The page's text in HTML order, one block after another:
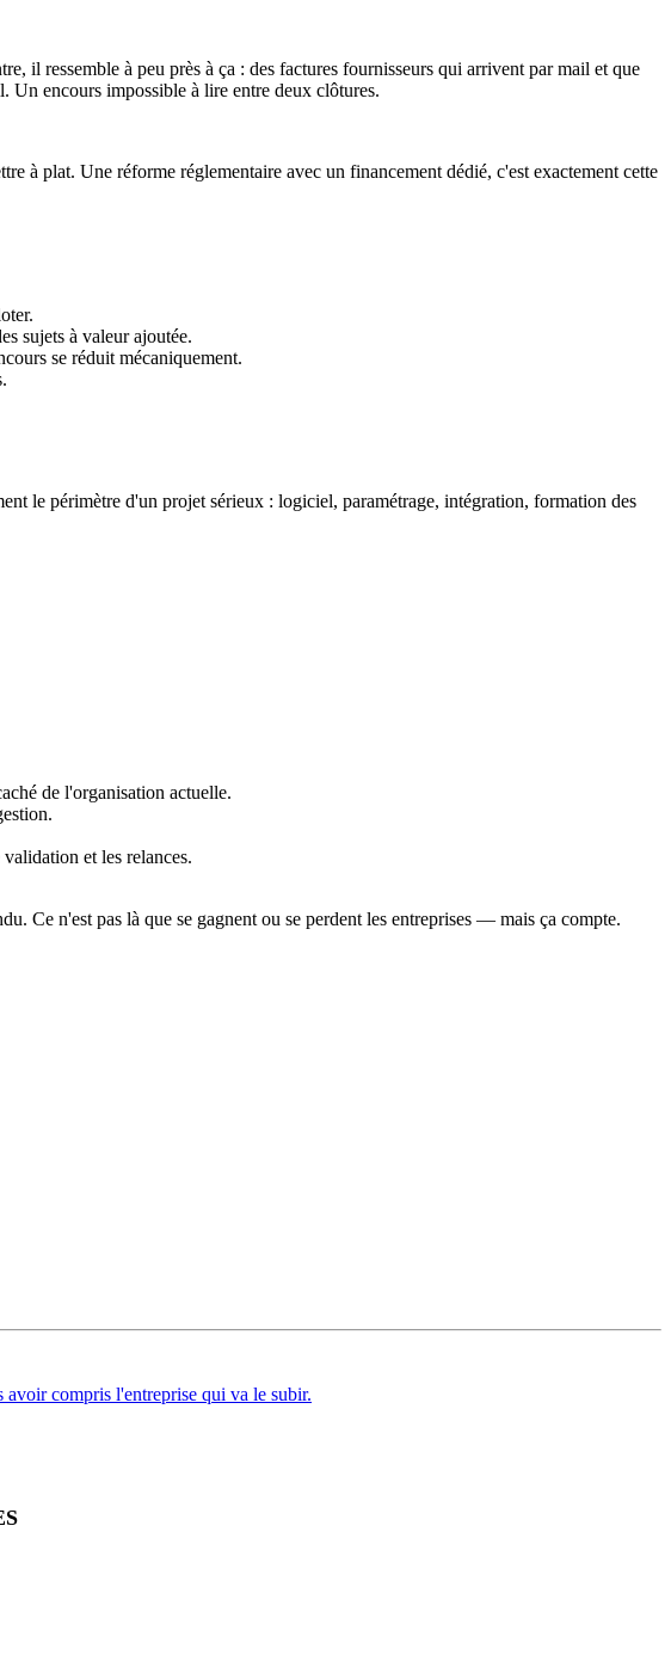
il ressemble à peu près à ça : des factures fournisseurs qui arrivent par mail et que
Un encours impossible à lire entre deux clôtures.
à plat. Une réforme réglementaire avec un financement dédié, c'est exactement cette
sujets à valeur ajoutée.
se réduit mécaniquement.
le périmètre d'un projet sérieux : logiciel, paramétrage, intégration, formation des
de l'organisation actuelle.
et les relances.
Ce n'est pas là que se gagnent ou se perdent les entreprises — mais ça compte.
avoir compris l'entreprise qui va le subir.